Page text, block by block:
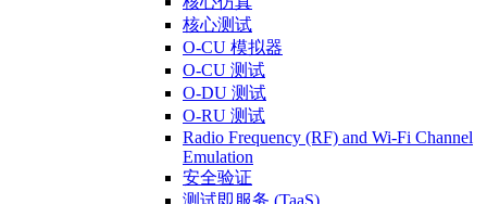
核心测试
O-CU 模拟器
O-CU 测试
O-DU 测试
O-RU 测试
Radio Frequency (RF) and Wi-Fi Channel
Emulation
安全验证